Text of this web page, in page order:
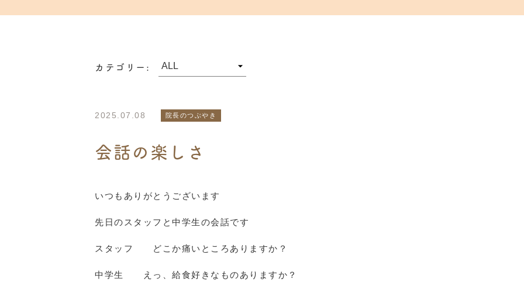
カテゴリー:
2025.07.08 院長のつぶやき
会話の楽しさ
いつもありがとうございます
先日のスタッフと中学生の会話です
スタッフ どこか痛いところありますか？
中学生 えっ、給食好きなものありますか？